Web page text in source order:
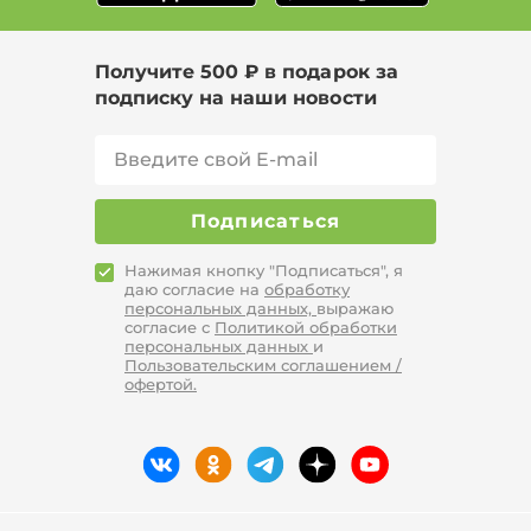
Цвет Фиолетовый, Размер 54-56, Сезон
Демисезон
Получите 500 ₽ в подарок за
подписку на наши новости
Подписаться
Нажимая кнопку "Подписаться", я
даю согласие на обработку
персональных данных, выражаю
согласие с Политикой обработки
персональных данных и
Пользовательским соглашением /
офертой.